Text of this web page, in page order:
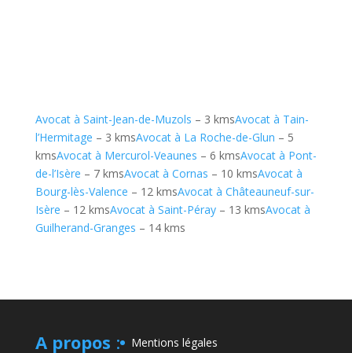
Avocat à Saint-Jean-de-Muzols – 3 kmsAvocat à Tain-
l’Hermitage – 3 kmsAvocat à La Roche-de-Glun – 5
kmsAvocat à Mercurol-Veaunes – 6 kmsAvocat à Pont-
de-l’Isère – 7 kmsAvocat à Cornas – 10 kmsAvocat à
Bourg-lès-Valence – 12 kmsAvocat à Châteauneuf-sur-
Isère – 12 kmsAvocat à Saint-Péray– 13 kmsAvocat à
Guilherand-Granges – 14 kms
A propos :
Mentions légales